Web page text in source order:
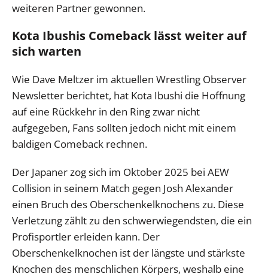
weiteren Partner gewonnen.
Kota Ibushis Comeback lässt weiter auf
sich warten
Wie Dave Meltzer im aktuellen Wrestling Observer
Newsletter berichtet, hat Kota Ibushi die Hoffnung
auf eine Rückkehr in den Ring zwar nicht
aufgegeben, Fans sollten jedoch nicht mit einem
baldigen Comeback rechnen.
Der Japaner zog sich im Oktober 2025 bei AEW
Collision in seinem Match gegen Josh Alexander
einen Bruch des Oberschenkelknochens zu. Diese
Verletzung zählt zu den schwerwiegendsten, die ein
Profisportler erleiden kann. Der
Oberschenkelknochen ist der längste und stärkste
Knochen des menschlichen Körpers, weshalb eine